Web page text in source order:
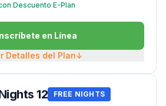
Descuento E-Plan
en Línea
Detalles del Plan↓
12 FREE NIGHTS